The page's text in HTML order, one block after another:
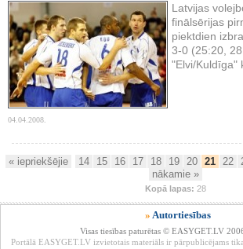
Latvijas
finālsērijas
piektdien
3-0 (25:20,
"Elvi/Kuldīga"
04.04.2008.
« iepriekšējie 14 15 16 17 18 19 20 21 22
nākamie »
Kopā lapas: 28
» Autortiesības
Visas tiesības paturētas © EASYGET.LV
Portālā EASYGET.LV izvietotais materiāls ir pārpublicējams